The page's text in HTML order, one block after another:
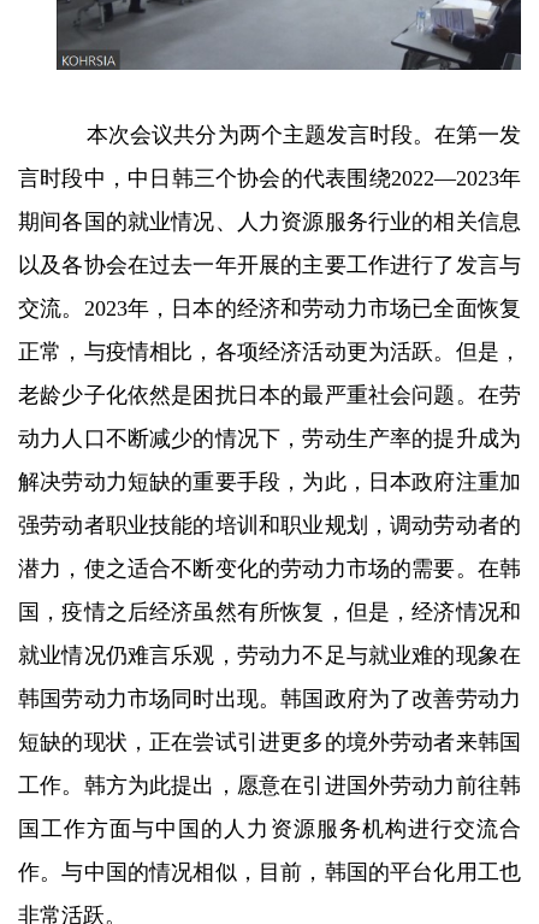
本次会议共分为两个主题发言时段。在第一发
言时段中，中日韩三个协会的代表围绕2022—2023年
期间各国的就业情况、人力资源服务行业的相关信息
以及各协会在过去一年开展的主要工作进行了发言与
交流。2023年，日本的经济和劳动力市场已全面恢复
正常，与疫情相比，各项经济活动更为活跃。但是，
老龄少子化依然是困扰日本的最严重社会问题。在劳
动力人口不断减少的情况下，劳动生产率的提升成为
解决劳动力短缺的重要手段，为此，日本政府注重加
强劳动者职业技能的培训和职业规划，调动劳动者的
潜力，使之适合不断变化的劳动力市场的需要。在韩
国，疫情之后经济虽然有所恢复，但是，经济情况和
就业情况仍难言乐观，劳动力不足与就业难的现象在
韩国劳动力市场同时出现。韩国政府为了改善劳动力
短缺的现状，正在尝试引进更多的境外劳动者来韩国
工作。韩方为此提出，愿意在引进国外劳动力前往韩
国工作方面与中国的人力资源服务机构进行交流合
作。与中国的情况相似，目前，韩国的平台化用工也
非常活跃。